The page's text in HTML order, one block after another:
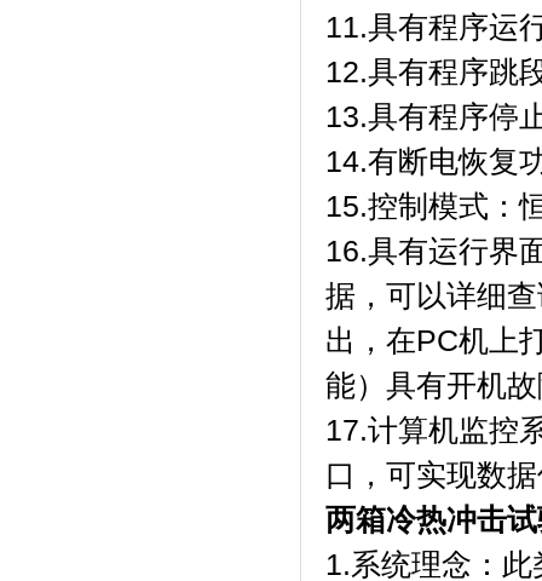
11.具有程序运
12.具有程序跳
13.具有程序停
14.有断电恢复
15.控制模式：
16.具有运行界
据，可以详细
出，在PC机上
能）具有开机
17.计算机监控
口，可实现数
两箱冷热冲击
1.系统理念：